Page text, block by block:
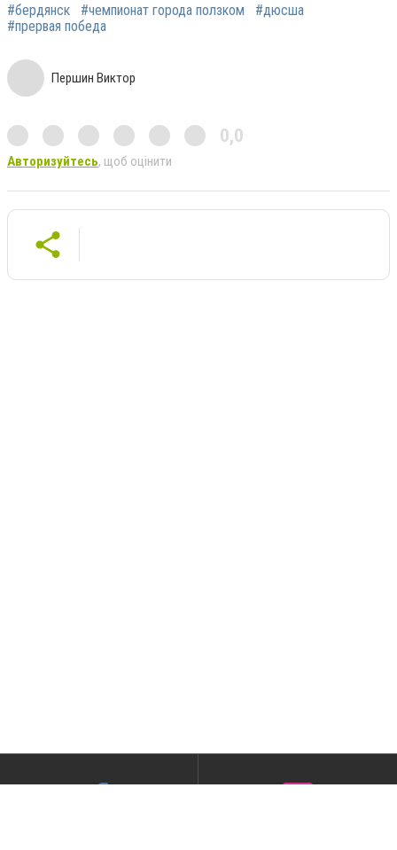
#бердянск #чемпионат города ползком
#дюсша
#прервая победа
Першин Виктор
0,0
Авторизуйтесь, щоб оцінити